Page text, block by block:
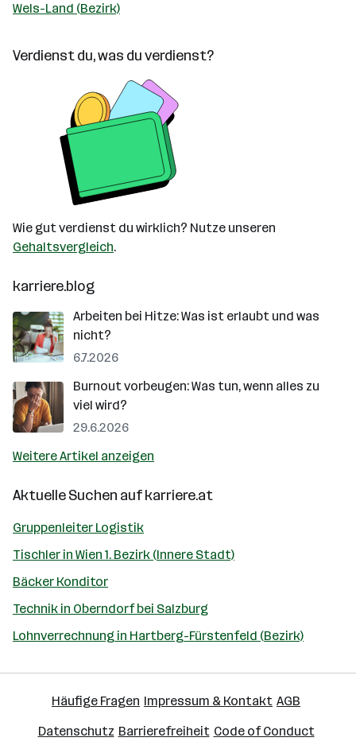
Wels-Land (Bezirk)
Verdienst du, was du verdienst?
Wie gut verdienst du wirklich? Nutze unseren
Gehaltsvergleich.
karriere.blog
Arbeiten bei Hitze: Was ist erlaubt und was
nicht?
6.7.2026
Burnout vorbeugen: Was tun, wenn alles zu
viel wird?
29.6.2026
Weitere Artikel anzeigen
Aktuelle Suchen aufkarriere.at
Gruppenleiter Logistik
Tischler in Wien 1. Bezirk (Innere Stadt)
Bäcker Konditor
Technik in Oberndorf bei Salzburg
Lohnverrechnung in Hartberg-Fürstenfeld (Bezirk)
Häufige Fragen Impressum & Kontakt AGB
Datenschutz Barrierefreiheit Code of Conduct